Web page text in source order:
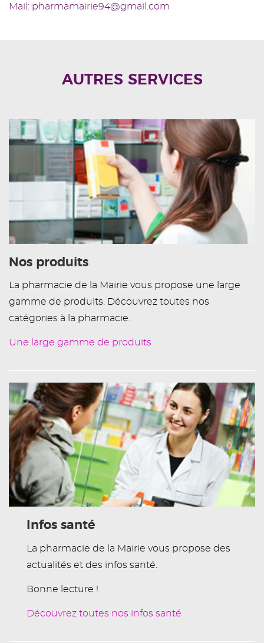
Mail: pharmamairie94@gmail.com
AUTRES SERVICES
Nos produits
La pharmacie de la Mairie vous propose une large
gamme de produits. Découvrez toutes nos
catégories à la pharmacie.
Une large gamme de produits
Infos santé
La pharmacie de la Mairie vous propose des
actualités et des infos santé.
Bonne lecture !
Découvrez toutes nos infos santé